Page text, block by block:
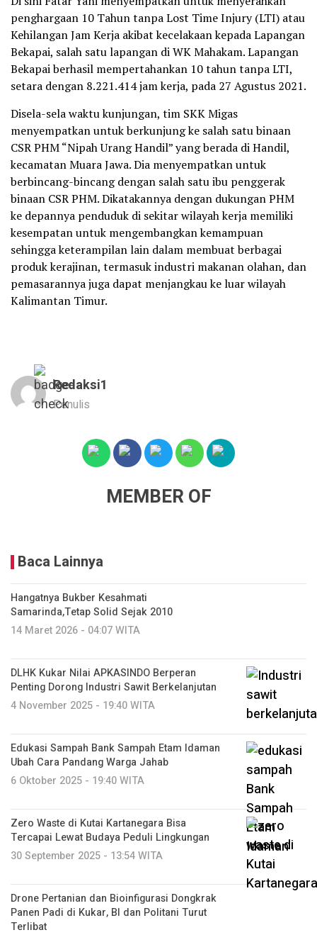
penghargaan 10 Tahun tanpa Lost Time Injury (LTI) atau
Kehilangan Jam Kerja akibat kecelakaan kepada Lapangan
Bekapai, salah satu lapangan di WK Mahakam. Lapangan
Bekapai berhasil mempertahankan 10 tahun tanpa LTI,
setara dengan 8.221.414 jam kerja, pada 27 Agustus 2021.
Disela-sela waktu kunjungan, tim SKK Migas
menyempatkan untuk berkunjung ke salah satu binaan
CSR PHM “Nipah Urang Handil” yang berada di Handil,
kecamatan Muara Jawa. Dia menyempatkan untuk
berbincang-bincang dengan salah satu ibu penggerak
binaan CSR PHM. Dikatakannya dengan dukungan PHM
ke depannya penduduk di sekitar wilayah kerja memiliki
kesempatan untuk mengembangkan kemampuan
sehingga keterampilan lain dalam membuat berbagai
produk kerajinan, termasuk industri makanan olahan, dan
pemasarannya juga dapat menjangkau ke luar wilayah
Kalimantan Timur.
Redaksi1
Penulis
MEMBER OF
Baca Lainnya
Hangatnya Bukber Kesahmati
Samarinda,Tetap Solid Sejak 2010
14 Maret 2026 - 04:07 WITA
DLHK Kukar Nilai APKASINDO Berperan
Penting Dorong Industri Sawit Berkelanjutan
4 November 2025 - 19:40 WITA
Edukasi Sampah Bank Sampah Etam Idaman
Ubah Cara Pandang Warga Jahab
6 Oktober 2025 - 19:40 WITA
Zero Waste di Kutai Kartanegara Bisa
Tercapai Lewat Budaya Peduli Lingkungan
30 September 2025 - 13:54 WITA
Drone Pertanian dan Bioinfigurasi Dongkrak
Panen Padi di Kukar, BI dan Politani Turut
Terlibat